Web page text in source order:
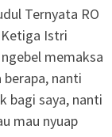
Ternyata RO
Istri
memaksa
nanti
bagi saya, nanti
mau nyuap